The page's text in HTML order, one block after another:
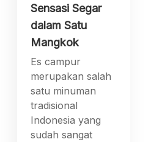
Sensasi Segar
dalam Satu
Mangkok
Es campur
merupakan salah
satu minuman
tradisional
Indonesia yang
sudah sangat